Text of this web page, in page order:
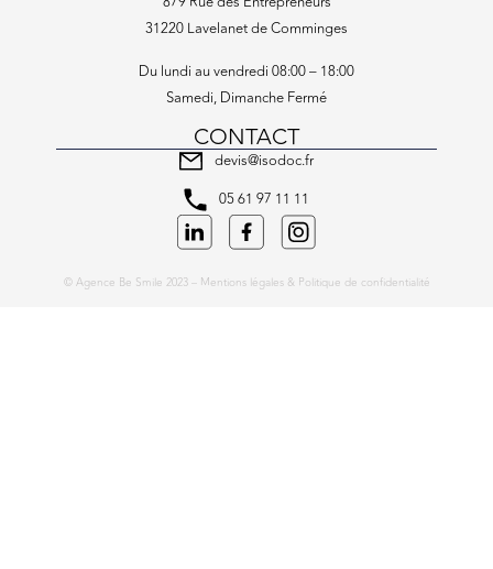
31220 Lavelanet de Comminges
Du lundi au vendredi 08:00 – 18:00
Samedi, Dimanche Fermé
CONTACT
devis@isodoc.fr
05 61 97 11 11
© Agence Be Smile 2023 – Mentions légales & Politique de confidentialité